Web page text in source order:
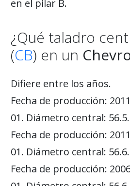
en el pilar B.
¿Qué taladro
(CB) en un
Difiere entre los años.
Fecha de producción:
01. Diámetro central: 56.5.
Fecha de producción:
01. Diámetro central: 56.6.
Fecha de producción: